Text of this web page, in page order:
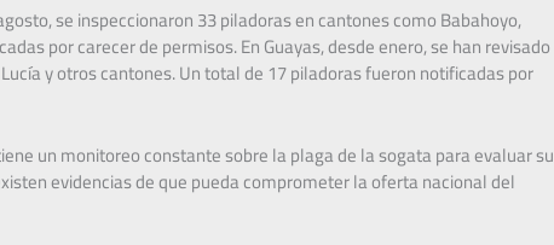
se inspeccionaron 33 piladoras en cantones como Babahoyo,
por carecer de permisos. En Guayas, desde enero, se han revisado
y otros cantones. Un total de 17 piladoras fueron notificadas por
un monitoreo constante sobre la plaga de la sogata para evaluar su
evidencias de que pueda comprometer la oferta nacional del